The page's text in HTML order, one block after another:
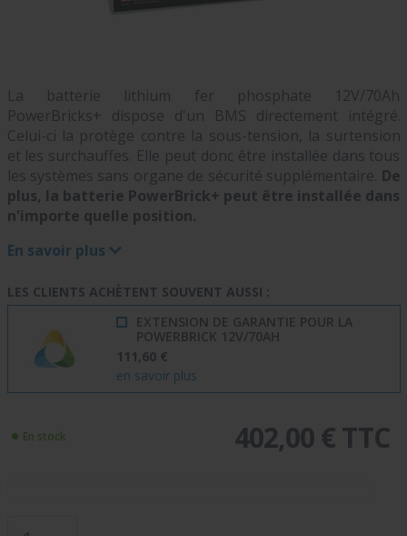
La batterie lithium fer phosphate 12V/70Ah
PowerBricks+ dispose d'un BMS directement intégré.
Celui-ci la protège contre la sous-tension, la surtension
et les surchauffes. Elle peut donc être installée dans tous
les systèmes sans organe de sécurité supplémentaire. De
plus, la batterie PowerBrick+ peut être installée dans
n'importe quelle position.
En savoir plus
LES CLIENTS ACHÈTENT SOUVENT AUSSI :
EXTENSION DE GARANTIE POUR LA
POWERBRICK 12V/70AH
111,60 €
en savoir plus
En stock 402,00 € TTC